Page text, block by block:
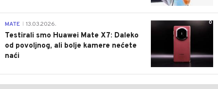
0
MATE 13.03.2026.
Testirali smo Huawei Mate X7: Daleko
od povoljnog, ali bolje kamere nećete
naći